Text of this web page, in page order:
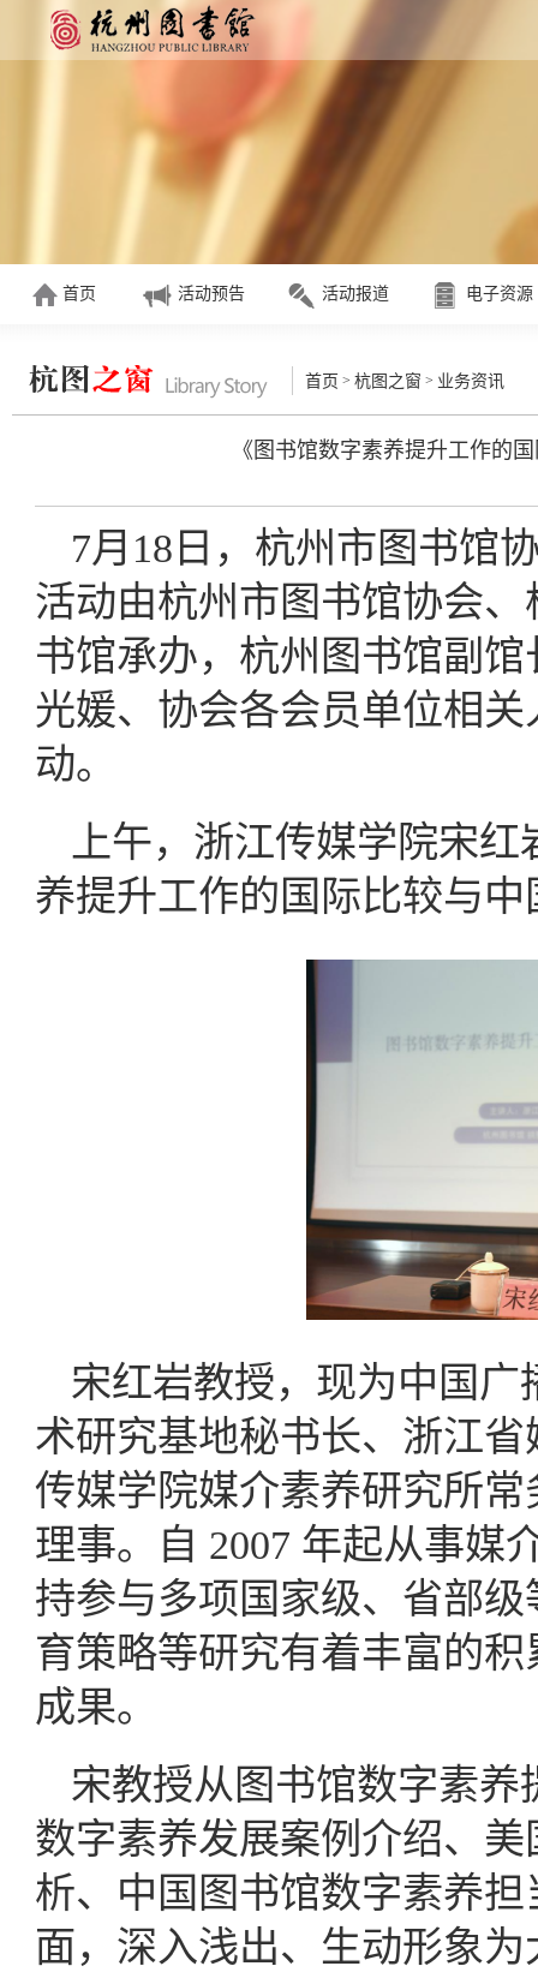
首页 活动预告 活动报道 电子资源
首页 > 杭图之窗 > 业务资讯
《图书馆数字素养提升工作的
7月18日，杭州市图书馆
活动由杭州市图书馆协会
书馆承办，杭州图书馆副
光媛、协会各会员单位相
动。
上午，浙江传媒学院宋
养提升工作的国际比较与
宋红岩教授，现为中国
术研究基地秘书长、浙江
传媒学院媒介素养研究所
理事。自 2007 年起从事媒
持参与多项国家级、省部
育策略等研究有着丰富的
成果。
宋教授从图书馆数字素
数字素养发展案例介绍、
析、中国图书馆数字素养
面，深入浅出、生动形象